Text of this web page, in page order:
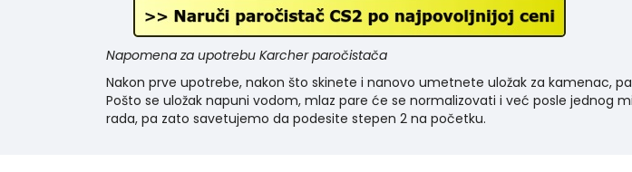
Napomena za upotrebu Karcher paročistača
Nakon prve upotrebe, nakon što skinete i nanovo umetnete uložak za kamenac,
Pošto se uložak napuni vodom, mlaz pare će se normalizovati i već posle jednog
rada, pa zato savetujemo da podesite stepen 2 na početku.